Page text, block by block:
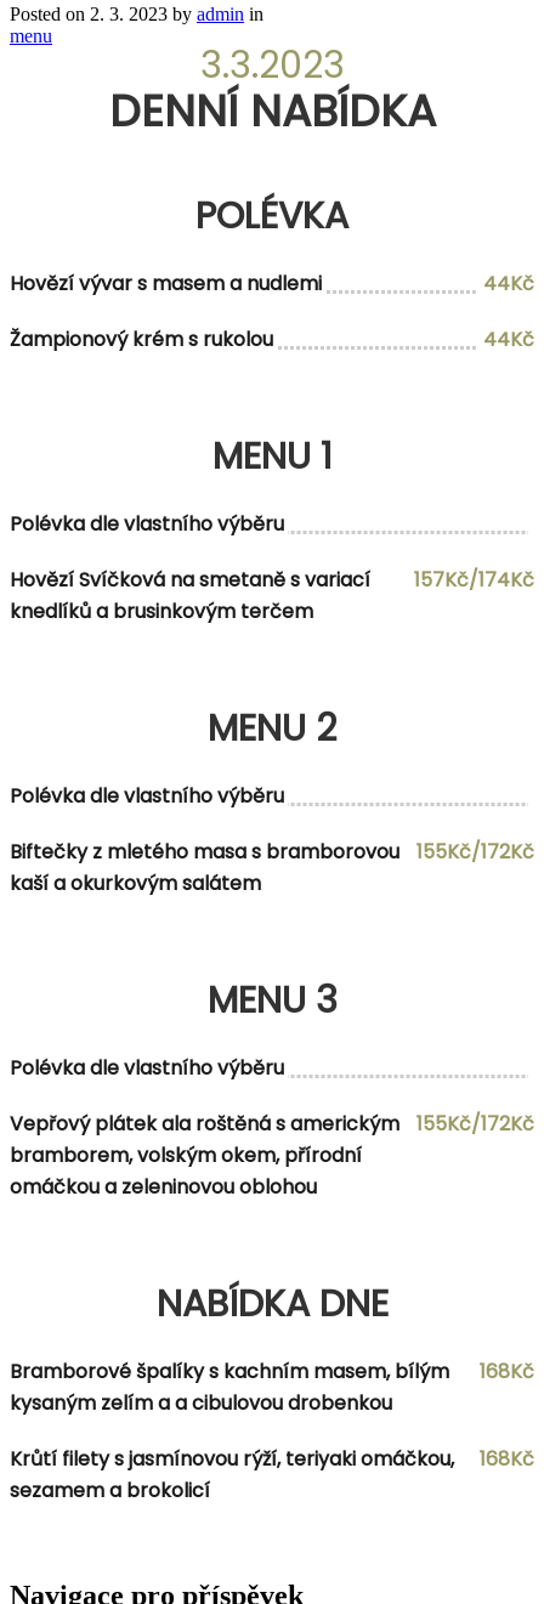
Posted on 2. 3. 2023 by admin in
menu
3.3.2023
DENNÍ NABÍDKA
POLÉVKA
Hovězí vývar s masem a nudlemi
44Kč
Žampionový krém s rukolou
44Kč
MENU 1
Polévka dle vlastního výběru
Hovězí Svíčková na smetaně s variací
knedlíků a brusinkovým terčem
157Kč/174Kč
MENU 2
Polévka dle vlastního výběru
Biftečky z mletého masa s bramborovou
kaší a okurkovým salátem
155Kč/172Kč
MENU 3
Polévka dle vlastního výběru
Vepřový plátek ala roštěná s americkým
bramborem, volským okem, přírodní
omáčkou a zeleninovou oblohou
155Kč/172Kč
NABÍDKA DNE
Bramborové špalíky s kachním masem, bílým
kysaným zelím a a cibulovou drobenkou
168Kč
Krůtí filety s jasmínovou rýží, teriyaki omáčkou,
sezamem a brokolicí
168Kč
Navigace pro příspěvek